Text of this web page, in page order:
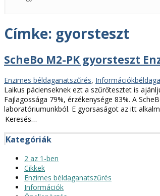
Címke: gyorsteszt
ScheBo M2-PK gyorsteszt
Kategóriák
Enzimes béldaganatszűrés, InformációkCímkék
Laikus pácienseknek ezt a szűrőtesztet is
Fajlagossága 79%, érzékenysége 83%. A
laboratóriumunkból. E gyorsaságot az itt
Keresés:
Kategóriák
2 az 1-ben
Cikkek
Enzimes béldaganatszűrés
Információk